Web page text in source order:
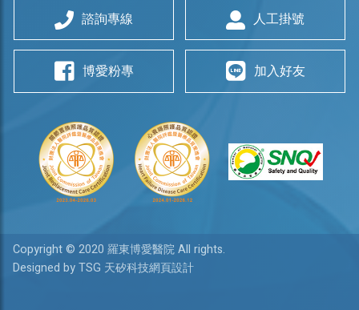
諮詢專線 人工掛號
博愛粉專 加入好友
Copyright © 2020 羅東博愛醫院 All rights.
Designed by TSG 天矽科技網頁設計